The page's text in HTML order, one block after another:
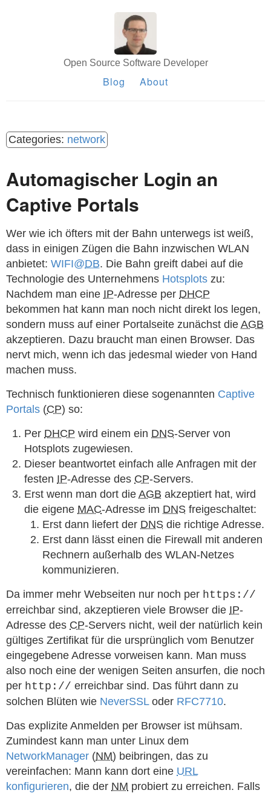
Open Source Software Developer
Blog About
network
Automagischer Login an
Captive Portals
Wer wie ich öfters mit der Bahn unterwegs ist weiß,
dass in einigen Zügen die Bahn inzwischen WLAN
anbietet: WIFI@DB. Die Bahn greift dabei auf die
Technologie des Unternehmens Hotsplots zu:
Nachdem man eine IP-Adresse per DHCP
bekommen hat kann man noch nicht direkt los legen,
sondern muss auf einer Portalseite zunächst die AGB
akzeptieren. Dazu braucht man einen Browser. Das
nervt mich, wenn ich das jedesmal wieder von Hand
machen muss.
Technisch funktionieren diese sogenannten Captive
Portals (CP) so:
Per DHCP wird einem ein DNS-Server von
Hotsplots zugewiesen.
Dieser beantwortet einfach alle Anfragen mit der
festen IP-Adresse des CP-Servers.
Erst wenn man dort die AGB akzeptiert hat, wird
die eigene MAC-Adresse im DNS freigeschaltet:
Erst dann liefert der DNS die richtige Adresse.
Erst dann lässt einen die Firewall mit anderen
Rechnern außerhalb des WLAN-Netzes
kommunizieren.
Da immer mehr Webseiten nur noch per https://
erreichbar sind, akzeptieren viele Browser die IP-
Adresse des CP-Servers nicht, weil der natürlich kein
gültiges Zertifikat für die ursprünglich vom Benutzer
eingegebene Adresse vorweisen kann. Man muss
also noch eine der wenigen Seiten ansurfen, die noch
per http:// erreichbar sind. Das führt dann zu
solchen Blüten wie NeverSSLoder RFC7710.
Das explizite Anmelden per Browser ist mühsam.
Zumindest kann man unter Linux dem
NetworkManager (NM) beibringen, das zu
vereinfachen: Mann kann dort eine URL
konfigurieren, die der NM probiert zu erreichen. Falls